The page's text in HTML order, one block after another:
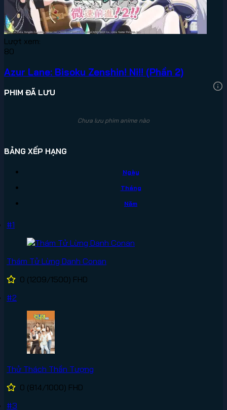
Lượt xem:
80
Azur Lane: Bisoku Zenshin! Ni!! (Phần 2)
PHIM ĐÃ LƯU
Chưa lưu phim anime nào
BẢNG XẾP HẠNG
Ngày
Tháng
Năm
#1
Thám Tử Lừng Danh Conan
0 (1209/1500) FHD
#2
Thử Thách Thần Tượng
0 (814/1000) FHD
#3